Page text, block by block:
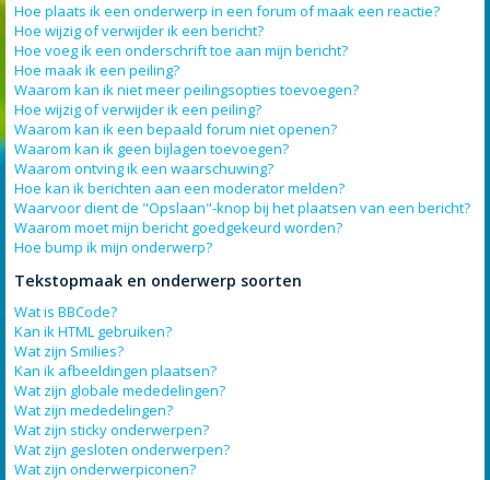
Hoe plaats ik een onderwerp in een forum of maak een reactie?
Hoe wijzig of verwijder ik een bericht?
Hoe voeg ik een onderschrift toe aan mijn bericht?
Hoe maak ik een peiling?
Waarom kan ik niet meer peilingsopties toevoegen?
Hoe wijzig of verwijder ik een peiling?
Waarom kan ik een bepaald forum niet openen?
Waarom kan ik geen bijlagen toevoegen?
Waarom ontving ik een waarschuwing?
Hoe kan ik berichten aan een moderator melden?
Waarvoor dient de "Opslaan"-knop bij het plaatsen van een bericht?
Waarom moet mijn bericht goedgekeurd worden?
Hoe bump ik mijn onderwerp?
Tekstopmaak en onderwerp soorten
Wat is BBCode?
Kan ik HTML gebruiken?
Wat zijn Smilies?
Kan ik afbeeldingen plaatsen?
Wat zijn globale mededelingen?
Wat zijn mededelingen?
Wat zijn sticky onderwerpen?
Wat zijn gesloten onderwerpen?
Wat zijn onderwerpiconen?